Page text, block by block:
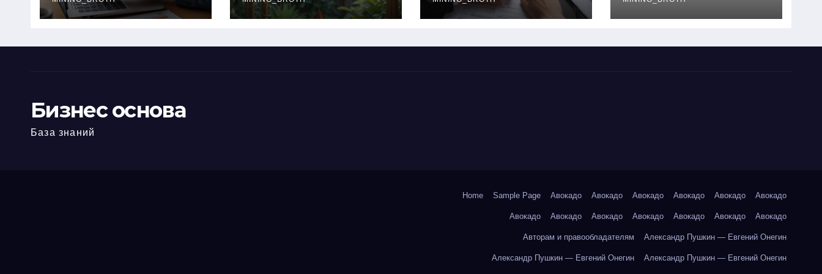
офис: порядок,
требования и
колокольчиков
ставки и
требования к
руководство
Бизнес основа
База знаний
Home Sample Page Авокадо Авокадо Авокадо Авокадо Авокадо Авокадо
Авокадо Авокадо Авокадо Авокадо Авокадо Авокадо Авокадо
Авторам и правообладателям Александр Пушкин — Евгений Онегин
Александр Пушкин — Евгений Онегин Александр Пушкин — Евгений Онегин